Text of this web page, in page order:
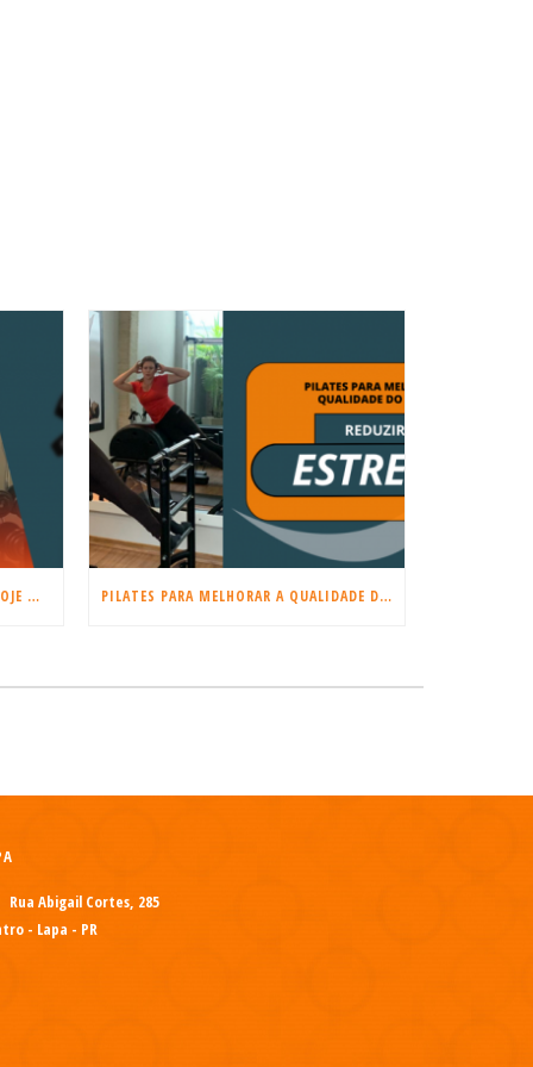
COMEÇE A TREINAR MUSCULAÇÃO HOJE MESMO! PILATES PARA MELHORAR A QUALIDADE DO SONO E REDUZIR O ESTRESSE
Rua Abigail Cortes, 285
- Lapa - PR